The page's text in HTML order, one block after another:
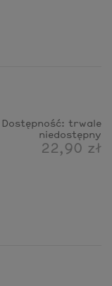
Dostępność: trwale
niedostępny
22,90 zł